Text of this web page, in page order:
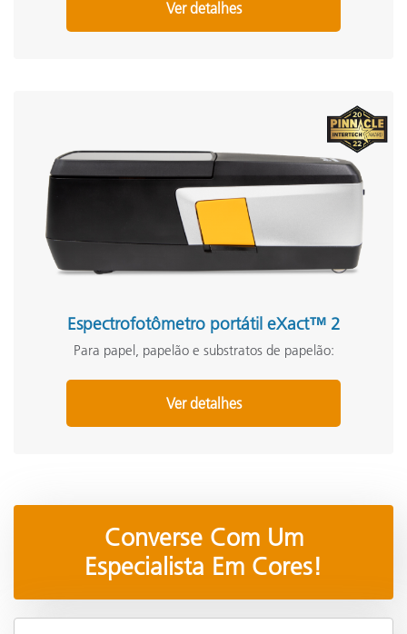
Ver detalhes
Espectrofotômetro portátil eXact™ 2
Para papel, papelão e substratos de papelão:
Ver detalhes
Converse Com Um
Especialista Em Cores!